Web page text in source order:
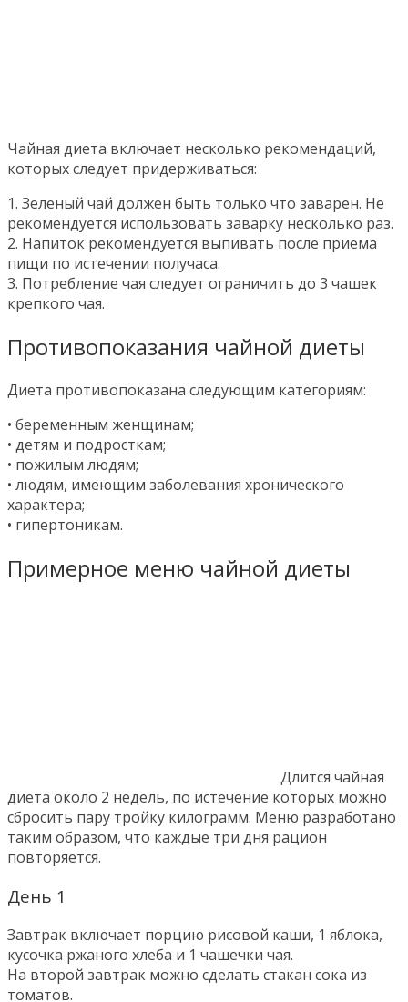
Чайная диета включает несколько рекомендаций,
которых следует придерживаться:
1. Зеленый чай должен быть только что заварен. Не
рекомендуется использовать заварку несколько раз.
2. Напиток рекомендуется выпивать после приема
пищи по истечении получаса.
3. Потребление чая следует ограничить до 3 чашек
крепкого чая.
Противопоказания чайной диеты
Диета противопоказана следующим категориям:
• беременным женщинам;
• детям и подросткам;
• пожилым людям;
• людям, имеющим заболевания хронического
характера;
• гипертоникам.
Примерное меню чайной диеты
Длится чайная
диета около 2 недель, по истечение которых можно
сбросить пару тройку килограмм. Меню разработано
таким образом, что каждые три дня рацион
повторяется.
День 1
Завтрак включает порцию рисовой каши, 1 яблока,
кусочка ржаного хлеба и 1 чашечки чая.
На второй завтрак можно сделать стакан сока из
томатов.